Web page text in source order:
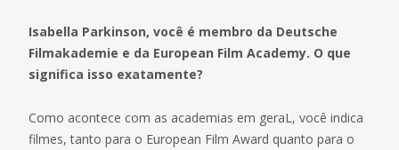
Isabella Parkinson, você é membro da Deutsche
Filmakademie e da European Film Academy. O que
significa isso exatamente?
Como acontece com as academias em geraL, você indica
filmes, tanto para o European Film Award quanto para o